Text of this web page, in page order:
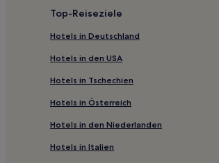
3-Sterne-Hotels in Morro de São
3-Sterne-Hotels in Strand von
4-Sterne-Hotels in
Familien in Ilhéus
Hotels mit Wellnessbereich
Top-Reiseziele
Hotels in Deutschland
Hotels in den USA
Hotels in Tschechien
Hotels in Österreich
Hotels in den Niederlanden
Hotels in Italien